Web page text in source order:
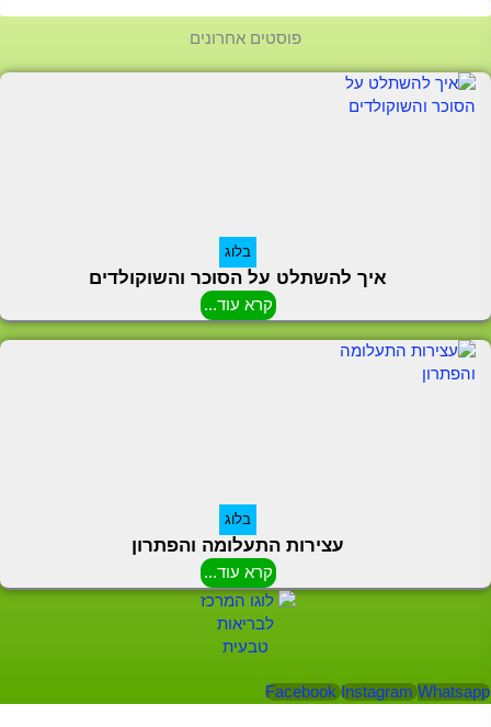
פוסטים אחרונים
בלוג
איך להשתלט על הסוכר והשוקולדים
קרא עוד...
בלוג
עצירות התעלומה והפתרון
קרא עוד...
Facebook Instagram Whatsapp